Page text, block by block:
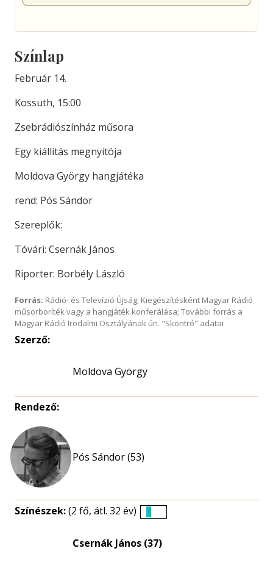
Színlap
Február 14.
Kossuth, 15:00
Zsebrádiószínház műsora
Egy kiállítás megnyitója
Moldova György hangjátéka
rend: Pós Sándor
Szereplők:
Tóvári: Csernák János
Riporter: Borbély László
Forrás: Rádió- és Televízió Újság; Kiegészítésként Magyar Rádió
műsorboríték vagy a hangjáték konferálása; További forrás a
Magyar Rádió Irodalmi Osztályának ún. "Skontró" adatai
Szerző:
Moldova György
Rendező:
Pós Sándor (53)
Színészek:(2 fő, átl. 32 év)
eloszlás
Csernák János (37)